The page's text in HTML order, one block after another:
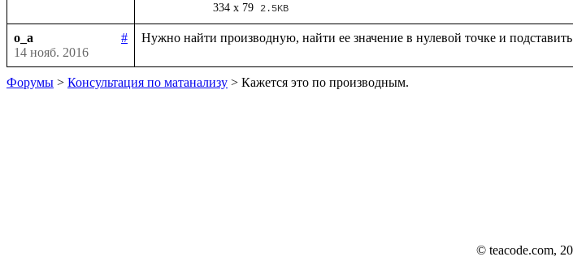
334 x 79 2.5KB
o_a
#
14 нояб. 2016
Форумы > Консультация по матанализу > Кажется это по производным.
© teacode.com,